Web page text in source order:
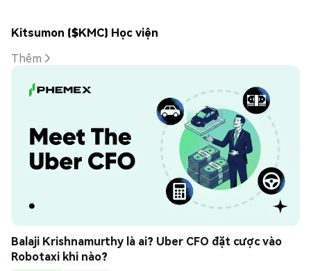
Kitsumon ($KMC) Học viện
Thêm
Balaji Krishnamurthy là ai? Uber CFO đặt cược vào
Robotaxi khi nào?